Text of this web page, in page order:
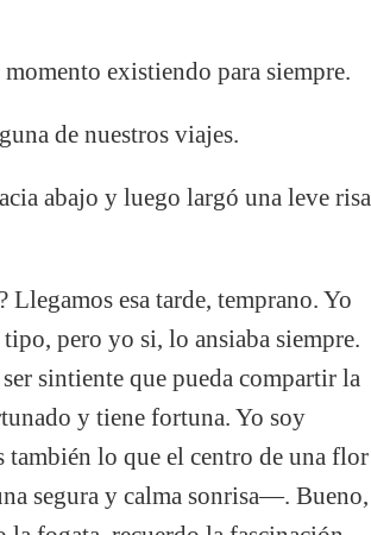
existiendo para siempre.
de nuestros viajes.
abajo y luego largó una leve risa
Llegamos esa tarde, temprano. Yo
pero yo si, lo ansiaba siempre.
sintiente que pueda compartir la
y tiene fortuna. Yo soy
también lo que el centro de una flor
segura y calma sonrisa—. Bueno,